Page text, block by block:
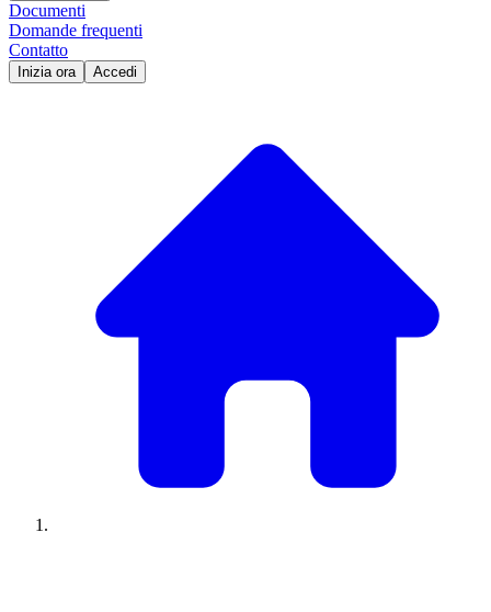
Documenti
Domande frequenti
Contatto
Inizia ora Accedi